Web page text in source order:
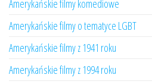
Amerykańskie filmy komediowe
Amerykańskie filmy o tematyce LGBT
Amerykańskie filmy z 1941 roku
Amerykańskie filmy z 1994 roku